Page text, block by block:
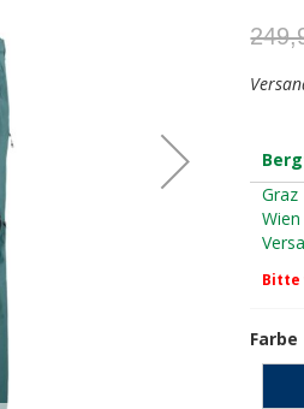
Graz
Wien
Bitte
Farbe